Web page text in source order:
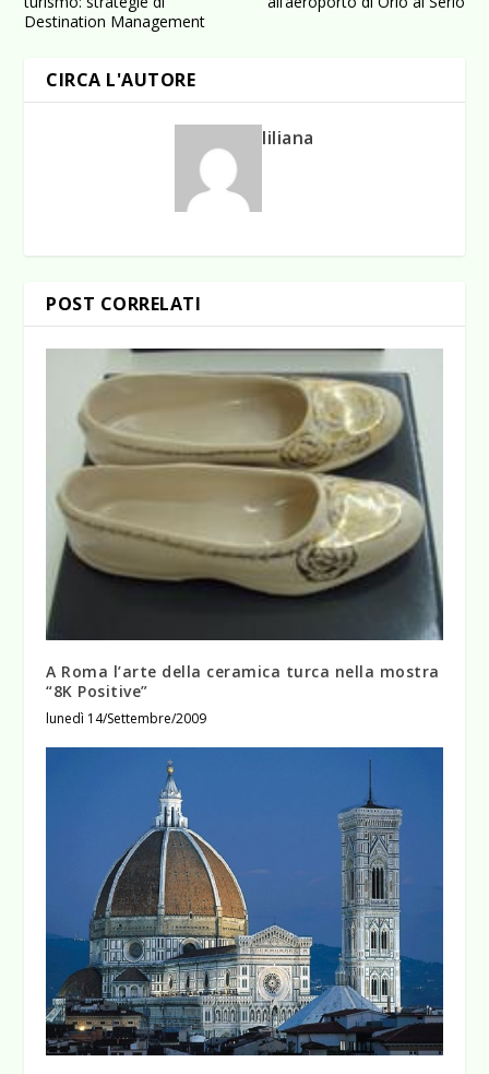
Destination Management
CIRCA L'AUTORE
liliana
POST CORRELATI
A Roma l’arte della ceramica turca nella mostra
“8K Positive”
lunedì 14/Settembre/2009